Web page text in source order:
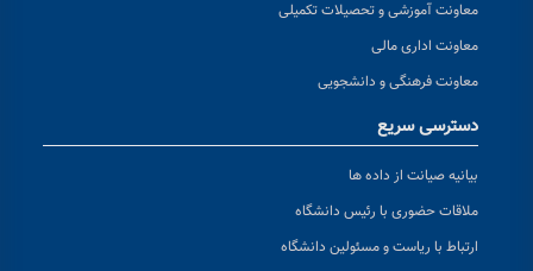
معاونت آموزشی و تحصیلات تکمیلی
معاونت اداری مالی
معاونت فرهنگی و دانشجویی
دسترسی سریع
بیانیه صیانت از داده ها
ملاقات حضوری با رئیس دانشگاه
ارتباط با ریاست و مسئولین دانشگاه